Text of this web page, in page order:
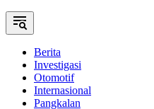
Berita
Investigasi
Otomotif
Internasional
Pangkalan